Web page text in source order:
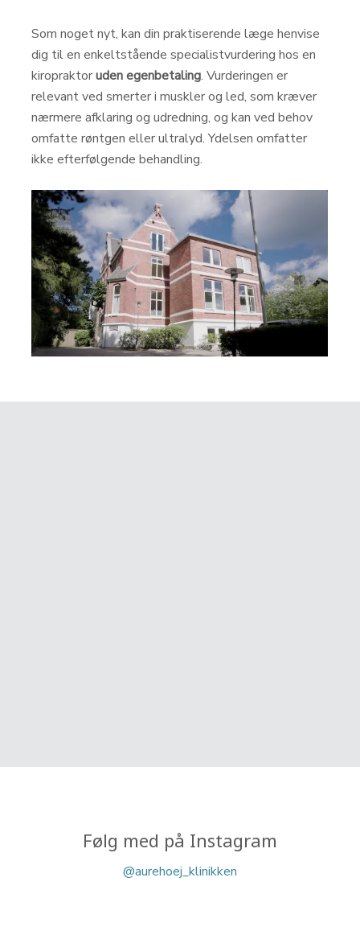
Som noget nyt, kan din praktiserende læge henvise
dig til en enkeltstående specialistvurdering hos en
kiropraktoruden egenbetaling. Vurderingen er
relevant ved smerter i muskler og led, som kræver
nærmere afklaring og udredning, og kan ved behov
omfatte røntgen eller ultralyd. Ydelsen omfatter
ikke efterfølgende behandling.
Følg med på Instagram​
@aurehoej_klinikken​